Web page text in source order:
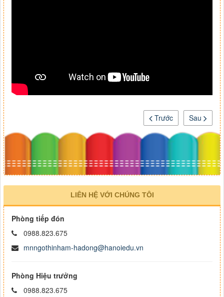
Sau
Trước
LIÊN HỆ VỚI CHÚNG TÔI
Phòng tiếp đón
0988.823.675
mnngothinham-hadong@hanoiedu.vn
Phòng Hiệu trưởng
0988.823.675